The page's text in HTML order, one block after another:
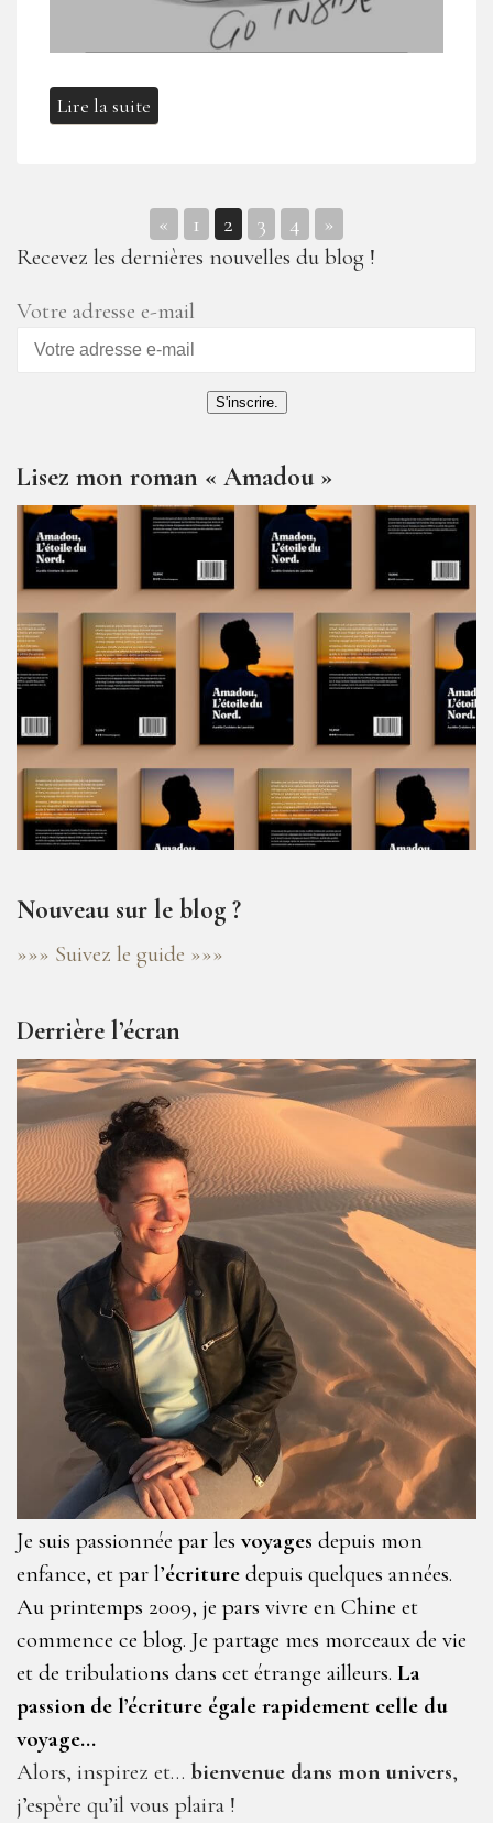
Lire la suite
Navigation
des
« 1 2 3 4
»
Recevez les dernières nouvelles du blog !
Votre adresse e-mail
S'inscrire.
Lisez mon roman « Amadou »
Nouveau sur le blog ?
»»» Suivez le guide »»»
Derrière l’écran
Je suis passionnée par les voyages depuis mon
enfance, et par l’écriture depuis quelques années.
Au printemps 2009, je pars vivre en Chine et
commence ce blog. Je partage mes morceaux de vie
et de tribulations dans cet étrange ailleurs. La
passion de l’écriture égale rapidement celle du
voyage…
Alors, inspirez et… bienvenue dans mon univers,
j’espère qu’il vous plaira !